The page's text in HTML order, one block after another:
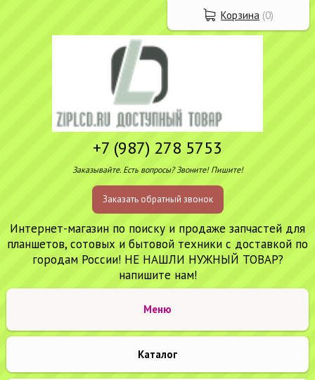
+7 (987) 278 5753
Заказывайте. Есть вопросы? Звоните! Пишите!
Заказать обратный звонок
Интернет-магазин по поиску и продаже запчастей для
планшетов, сотовых и бытовой техники с доставкой по
городам России! НЕ НАШЛИ НУЖНЫЙ ТОВАР?
напишите нам!
Каталог
Корзина (0)